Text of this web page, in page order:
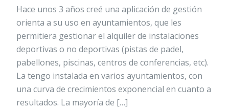
Hace unos 3 años creé una aplicación de gestión
orienta a su uso en ayuntamientos, que les
permitiera gestionar el alquiler de instalaciones
deportivas o no deportivas (pistas de padel,
pabellones, piscinas, centros de conferencias, etc).
La tengo instalada en varios ayuntamientos, con
una curva de crecimientos exponencial en cuanto a
resultados. La mayoría de […]